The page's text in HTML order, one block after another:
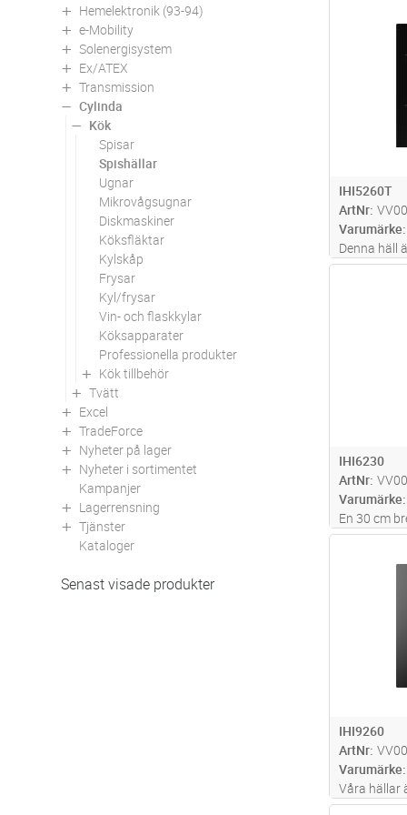
Hemelektronik (93-94)
e-Mobility
Solenergisystem
Ex/ATEX
Transmission
Cylinda
Kök
Spisar
Spishällar
Ugnar
Mikrovågsugnar
Diskmaskiner
Köksfläktar
Kylskåp
Frysar
Kyl/frysar
Vin- och flaskkylar
Köksapparater
Professionella produkter
Kök tillbehör
Tvätt
Excel
TradeForce
Nyheter på lager
Nyheter i sortimentet
Kampanjer
Lagerrensning
Tjänster
Kataloger
Senast visade produkter
IHI5260T
ArtNr
Varumärke
Denna häll
som styrs
separata
ställas in
kraftfull
IHI6230
ArtNr
Varumärke
En 30 cm
zon på 21
monterad
230 V
IHI9260
ArtNr
Varumärke
Våra hällar
möjliga